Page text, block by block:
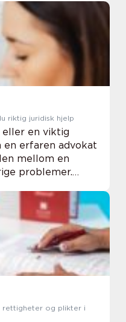
riktig juridisk hjelp
en viktig
en erfaren advokat
mellom en
problemer.